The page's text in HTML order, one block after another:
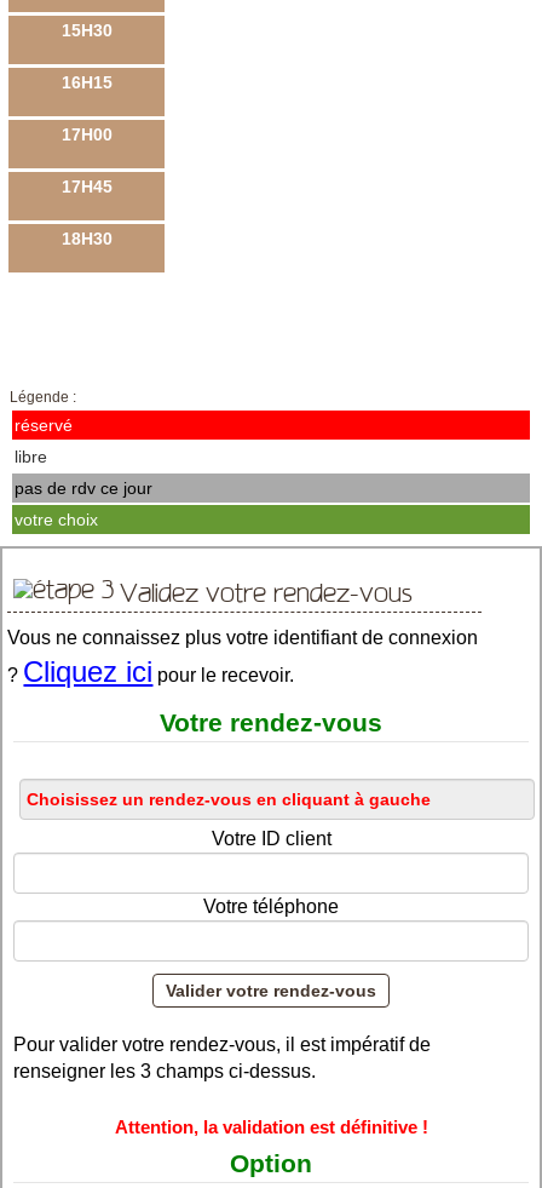
15H30
16H15
17H00
17H45
18H30
Légende :
réservé
libre
pas de rdv ce jour
votre choix
Validez votre rendez-vous
Vous ne connaissez plus votre identifiant de connexion
? Cliquez ici pour le recevoir.
Votre rendez-vous
Votre ID client
Votre téléphone
Pour valider votre rendez-vous, il est impératif de
renseigner les 3 champs ci-dessus.
Attention, la validation est définitive !
Option